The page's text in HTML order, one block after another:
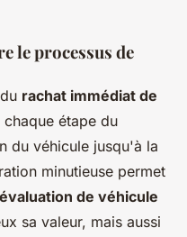
le processus de
rachat immédiat de
étape du
du véhicule jusqu'à la
minutieuse permet
évaluation de véhicule
sa valeur, mais aussi